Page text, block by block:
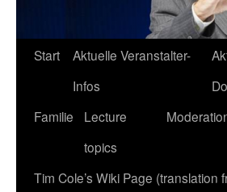
Start
Aktuelle Veranstalter-
Infos
Familie
Lecture
topics
Tim Cole’s Wiki Page (translation